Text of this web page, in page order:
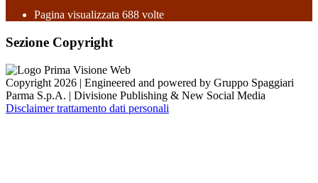
Pagina visualizzata 688 volte
Sezione Copyright
Copyright 2026 | Engineered and powered by Gruppo Spaggiari
Parma S.p.A. | Divisione Publishing & New Social Media
Disclaimer trattamento dati personali